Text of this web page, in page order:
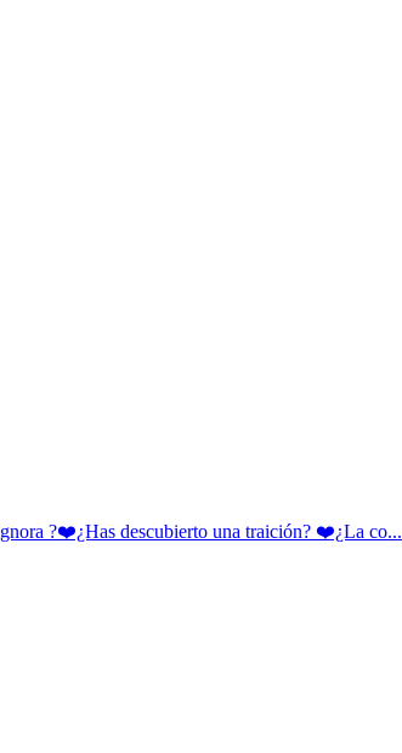
?❤️¿Has descubierto una traición? ❤️¿La co...